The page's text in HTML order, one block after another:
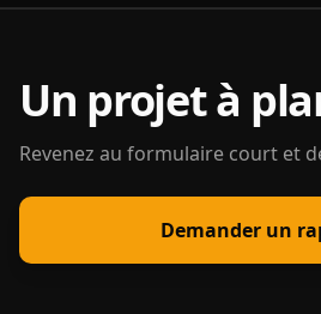
Un projet à
Revenez au formulaire court et
Demander un